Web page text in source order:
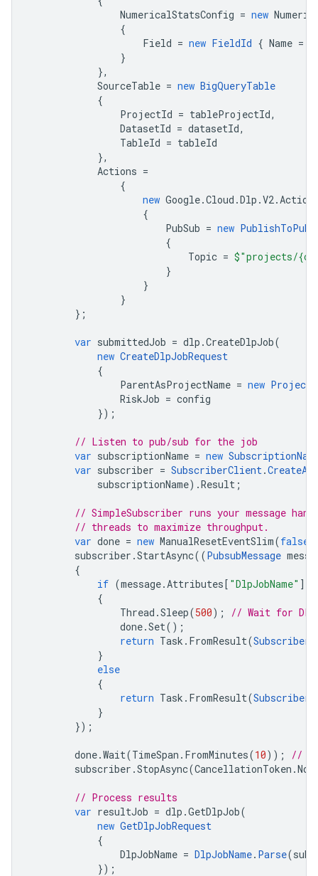
NumericalStatsConfig = new
{
Field = new FieldId { Name =
}
},
SourceTable = new BigQueryTable
{
ProjectId = tableProjectId,
DatasetId = datasetId,
TableId = tableId
},
Actions =
{
new Google.Cloud .Dlp .V2.Action
{
PubSub = new
{
Topic = $"projects/
}
}
}
};
var submittedJob = dlp .CreateDlpJob(
new CreateDlpJobRequest
{
ParentAsProjectName = new
RiskJob = config
});
// Listen to pub/sub for the job
var subscriptionName = new
var subscriber = SubscriberClient.
subscriptionName).Result ;
// SimpleSubscriber runs your message
// threads to maximize throughput.
var done = new ManualResetEventSlim(false
subscriber .StartAsync((PubsubMessage
{
if (message.Attributes[ "DlpJobName" ]
{
Thread .Sleep(500);
// Wait for
done.Set();
return Task . FromResult(
}
else
{
return Task . FromResult(
}
});
done.Wait(TimeSpan . FromMinutes(10));
//
subscriber .StopAsync(CancellationToken .
// Process results
var resultJob = dlp .GetDlpJob(
new GetDlpJobRequest
{
DlpJobName = DlpJobName. Parse(
});